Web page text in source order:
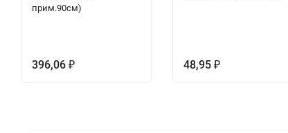
прим.90см)
396,06 ₽ 48,95 ₽